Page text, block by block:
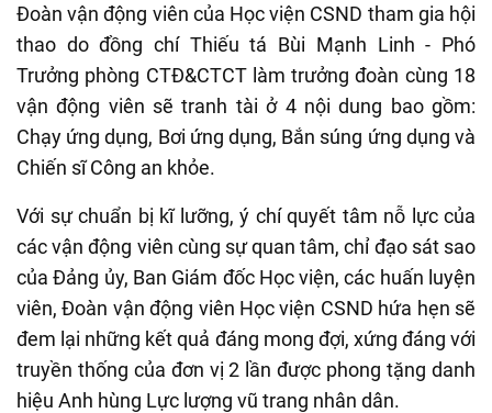
Đoàn vận động viên của Học viện CSND tham gia hội
thao do đồng chí Thiếu tá Bùi Mạnh Linh - Phó
Trưởng phòng CTĐ&CTCT làm trưởng đoàn cùng 18
vận động viên sẽ tranh tài ở 4 nội dung bao gồm:
Chạy ứng dụng, Bơi ứng dụng, Bắn súng ứng dụng và
Chiến sĩ Công an khỏe.
Với sự chuẩn bị kĩ lưỡng, ý chí quyết tâm nỗ lực của
các vận động viên cùng sự quan tâm, chỉ đạo sát sao
của Đảng ủy, Ban Giám đốc Học viện, các huấn luyện
viên, Đoàn vận động viên Học viện CSND hứa hẹn sẽ
đem lại những kết quả đáng mong đợi, xứng đáng với
truyền thống của đơn vị 2 lần được phong tặng danh
hiệu Anh hùng Lực lượng vũ trang nhân dân.